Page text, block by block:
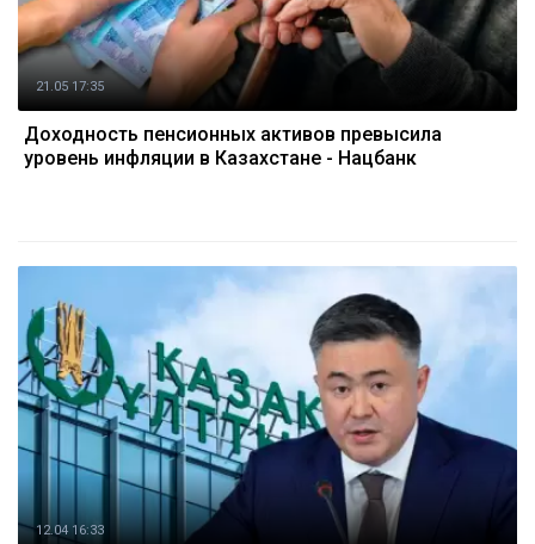
21.05 17:35
Доходность пенсионных активов превысила
уровень инфляции в Казахстане - Нацбанк
12.04 16:33